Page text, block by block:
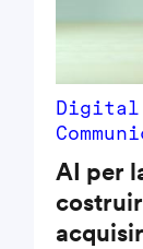
Digital
AI per